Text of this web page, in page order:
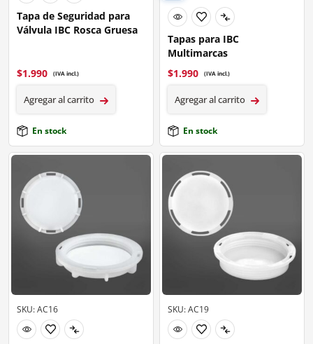
Tapa de Seguridad para
Válvula IBC Rosca Gruesa
$1.990 (IVA incl.)
Agregar al carrito
En stock
Tapas para IBC
Multimarcas
$1.990 (IVA incl.)
Agregar al carrito
En stock
SKU: AC16 SKU: AC19